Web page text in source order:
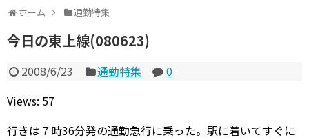
ホーム 通勤特集
今日の東上線(080623)
2008/6/23 通勤特集
0
Views: 57
行きは７時36分発の通勤急行に乗った。駅に着いてすぐに